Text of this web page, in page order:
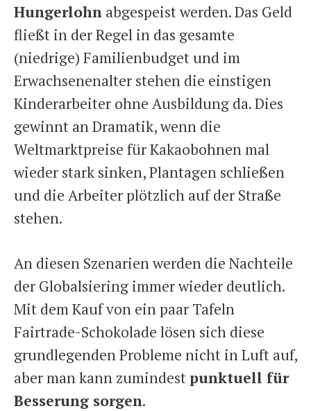
Hungerlohn abgespeist werden. Das Geld
fließt in der Regel in das gesamte
(niedrige) Familienbudget und im
Erwachsenenalter stehen die einstigen
Kinderarbeiter ohne Ausbildung da. Dies
gewinnt an Dramatik, wenn die
Weltmarktpreise für Kakaobohnen mal
wieder stark sinken, Plantagen schließen
und die Arbeiter plötzlich auf der Straße
stehen.
An diesen Szenarien werden die Nachteile
der Globalsiering immer wieder deutlich.
Mit dem Kauf von ein paar Tafeln
Fairtrade-Schokolade lösen sich diese
grundlegenden Probleme nicht in Luft auf,
aber man kann zumindestpunktuell für
Besserung sorgen.